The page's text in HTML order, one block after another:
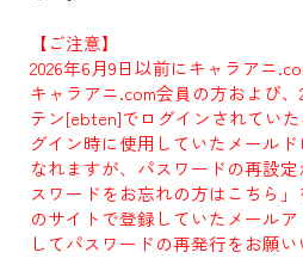
【ご注意】
2026年6月9日以前にキャラアニ
キャラアニ.com会員の方および、
テン[ebten]でログインされてい
グイン時に使用していたメール
なれますが、パスワードの再設
スワードをお忘れの方はこちら
のサイトで登録していたメール
してパスワードの再発行をお願い